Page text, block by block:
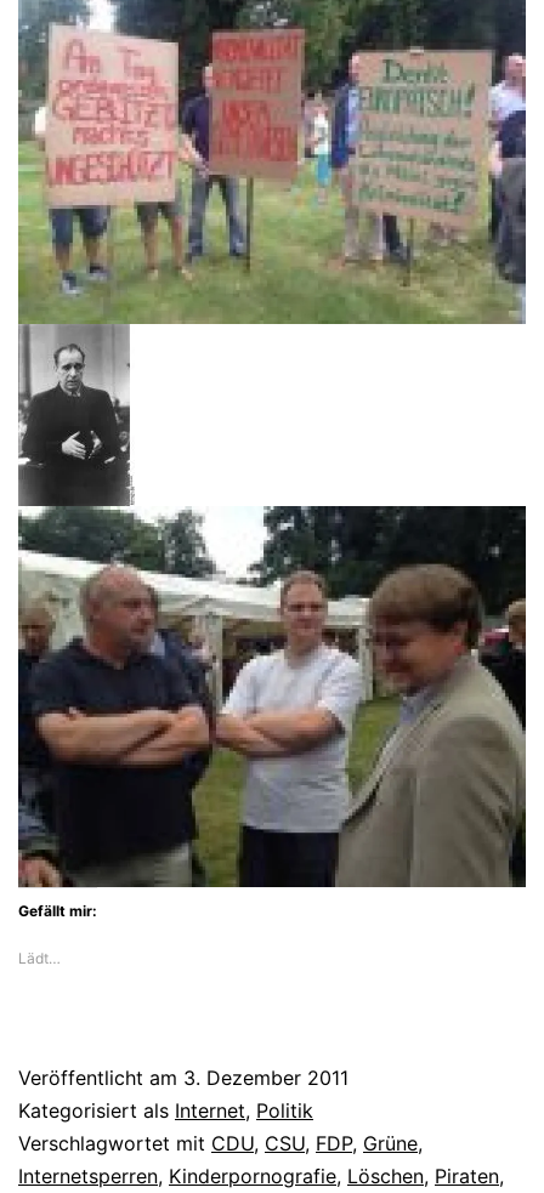
Gefällt mir:
Lädt…
Veröffentlicht am 3. Dezember 2011
Kategorisiert als Internet, Politik
Verschlagwortet mit CDU, CSU, FDP, Grüne,
Internetsperren, Kinderpornografie, Löschen, Piraten,